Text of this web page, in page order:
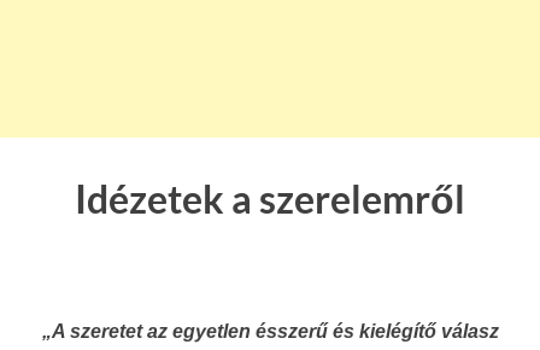
Idézetek a szerelemről
„A szeretet az egyetlen ésszerű és kielégítő válasz